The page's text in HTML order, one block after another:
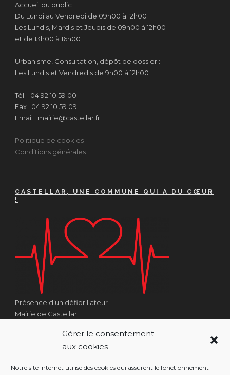
Gérer le consentement
aux cookies
Notre site Internet utilise des cookies qui assurent le fonctionnement
Accueil du public :
Du Lundi au Vendredi de 09h00 à 12h00
Les Lundis, Mardis et Jeudis de 09h00 à 12h00
et de 13h00 à 16h00
Urbanisme, Consultation, dépôt de dossier :
Les Lundis et Vendredis de 9h00 à 12h00
Tél. : 04 92 10 59 00
Fax : 04 92 10 59 09
Email : mairie@castellar.fr
Politique de cookies
Conditions générales
CASTELLAR, UNE COMMUNE QUI A DU CŒUR
!
Présence d’un défibrillateur
Mairie de Castellar
Côté Escalier Rue Sarrail
06500 Castellar